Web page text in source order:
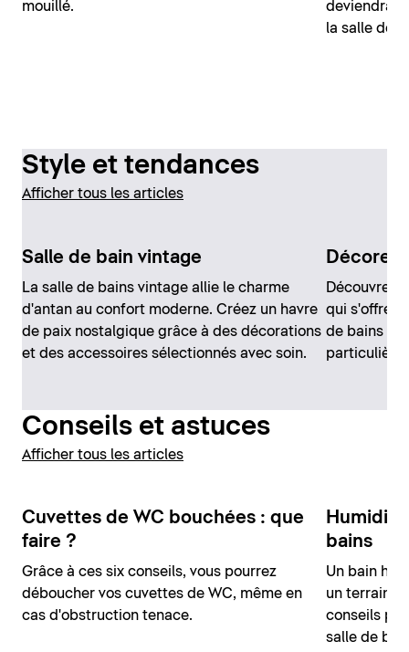
mouillé.
deviendra
la salle de
Style et tendances
Afficher tous les articles
Salle de bain vintage
La salle de bains vintage allie le charme
d'antan au confort moderne. Créez un havre
de paix nostalgique grâce à des décorations
et des accessoires sélectionnés avec soin.
Décorer
Découvrez
qui s'offrent
de bains et
Conseils et astuces
Afficher tous les articles
Cuvettes de WC bouchées : que
faire ?
Grâce à ces six conseils, vous pourrez
déboucher vos cuvettes de WC, même en
cas d'obstruction tenace.
bains
Un bain
un terrain
conseils
salle de